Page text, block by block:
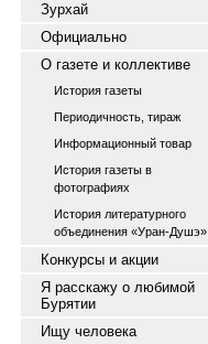
Зурхай
Официально
О газете и коллективе
История газеты
Периодичность, тираж
Информационный товар
История газеты в
фотографиях
История литературного
объединения «Уран-Душэ»
Конкурсы и акции
Я расскажу о любимой
Бурятии
Ищу человека